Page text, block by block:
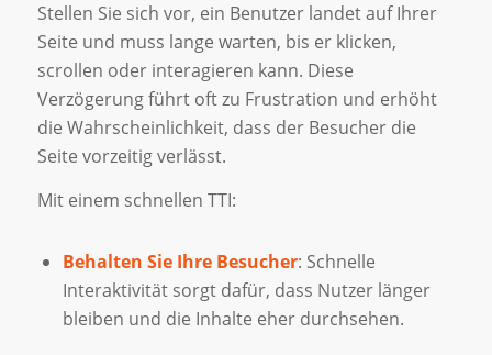
Stellen Sie sich vor, ein Benutzer landet auf Ihrer
Seite und muss lange warten, bis er klicken,
scrollen oder interagieren kann. Diese
Verzögerung führt oft zu Frustration und erhöht
die Wahrscheinlichkeit, dass der Besucher die
Seite vorzeitig verlässt.
Mit einem schnellen TTI:
Behalten Sie Ihre Besucher: Schnelle
Interaktivität sorgt dafür, dass Nutzer länger
bleiben und die Inhalte eher durchsehen.